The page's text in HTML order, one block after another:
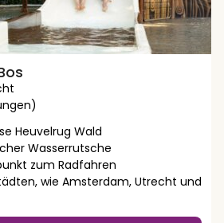
Heuvelrug Wald
Wasserrutsche
zum Radfahren
wie Amsterdam, Utrecht und